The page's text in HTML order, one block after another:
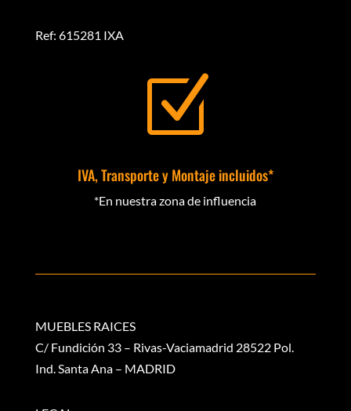
Ref: 615281 IXA
Z
IVA, Transporte y Montaje incluidos*
*En nuestra zona de influencia
MUEBLES RAICES
C/ Fundición 33 – Rivas-Vaciamadrid 28522 Pol.
Ind. Santa Ana – MADRID